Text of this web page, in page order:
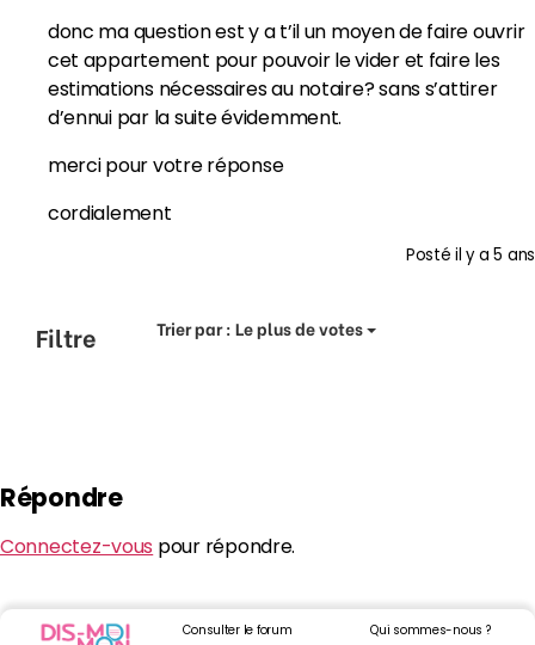
donc ma question est y a t’il un moyen de faire ouvrir
cet appartement pour pouvoir le vider et faire les
estimations nécessaires au notaire? sans s’attirer
d’ennui par la suite évidemment.
merci pour votre réponse
cordialement
Postéil y a 5 ans
Filtre Trier par :Le plus de votes
Répondre
Connectez-vous pour répondre.
Consulter le forum Qui sommes-nous ?